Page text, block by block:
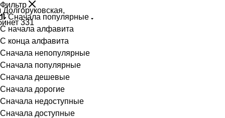
331
Фильтр
Сначала популярные
С начала алфавита
С конца алфавита
Сначала непопулярные
Сначала популярные
Сначала дешевые
Сначала дорогие
Сначала недоступные
Сначала доступные